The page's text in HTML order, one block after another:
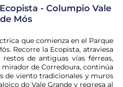
- Columpio Vale
Mós
que comienza en el Parque
Recorre la Ecopista, atraviesa
de antiguas vías férreas,
mirador de Corredoura, continúa
de viento tradicionales y muros
do Vale Grande y regresa al